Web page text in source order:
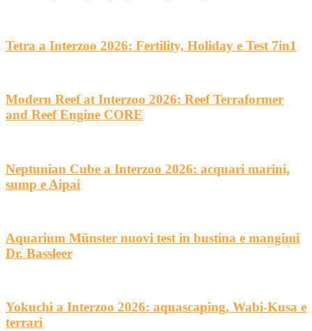
Tetra a Interzoo 2026: Fertility, Holiday e Test 7in1
Modern Reef at Interzoo 2026: Reef Terraformer
and Reef Engine CORE
Neptunian Cube a Interzoo 2026: acquari marini,
sump e Aipai
Aquarium Münster nuovi test in bustina e mangimi
Dr. Bassleer
Yokuchi a Interzoo 2026: aquascaping, Wabi-Kusa e
terrari